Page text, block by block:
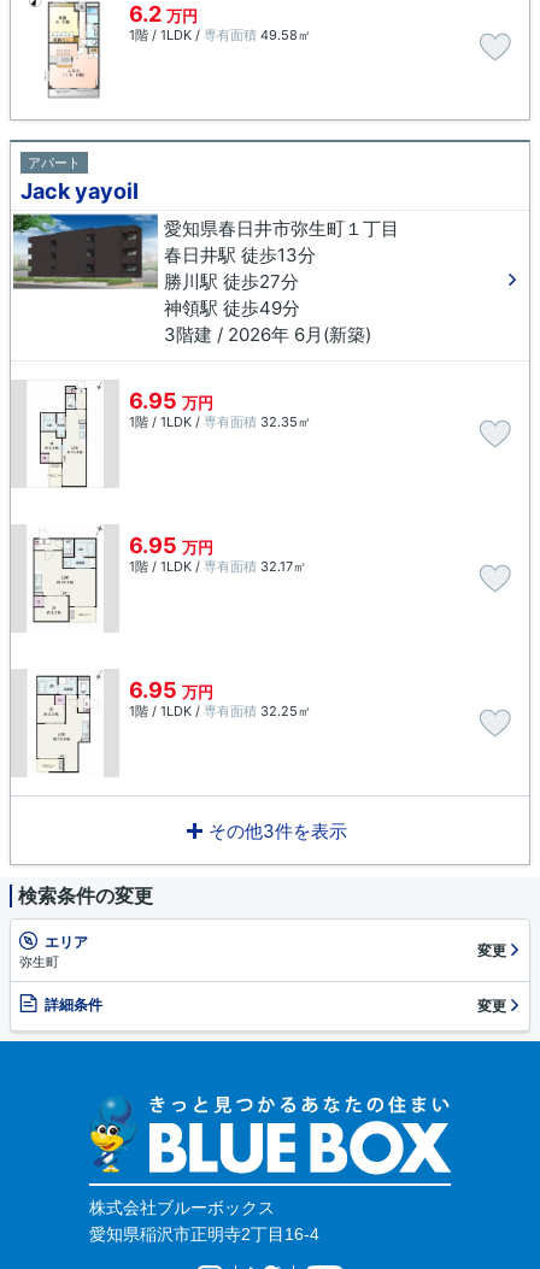
6.2 万円
1階 / 1LDK / 専有面積 49.58㎡
アパート
Jack yayoiⅠ
愛知県春日井市弥生町１丁目
春日井駅 徒歩13分
勝川駅 徒歩27分
神領駅 徒歩49分
3階建 / 2026年 6月(新築)
6.95 万円
1階 / 1LDK / 専有面積 32.35㎡
6.95 万円
1階 / 1LDK / 専有面積 32.17㎡
6.95 万円
1階 / 1LDK / 専有面積 32.25㎡
その他3件を表示
検索条件の変更
エリア
弥生町
変更
詳細条件 変更
株式会社ブルーボックス
愛知県稲沢市正明寺2丁目16-4